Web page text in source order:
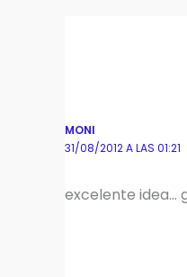
MONI
31/08/2012 A LAS 01:21
excelente idea…